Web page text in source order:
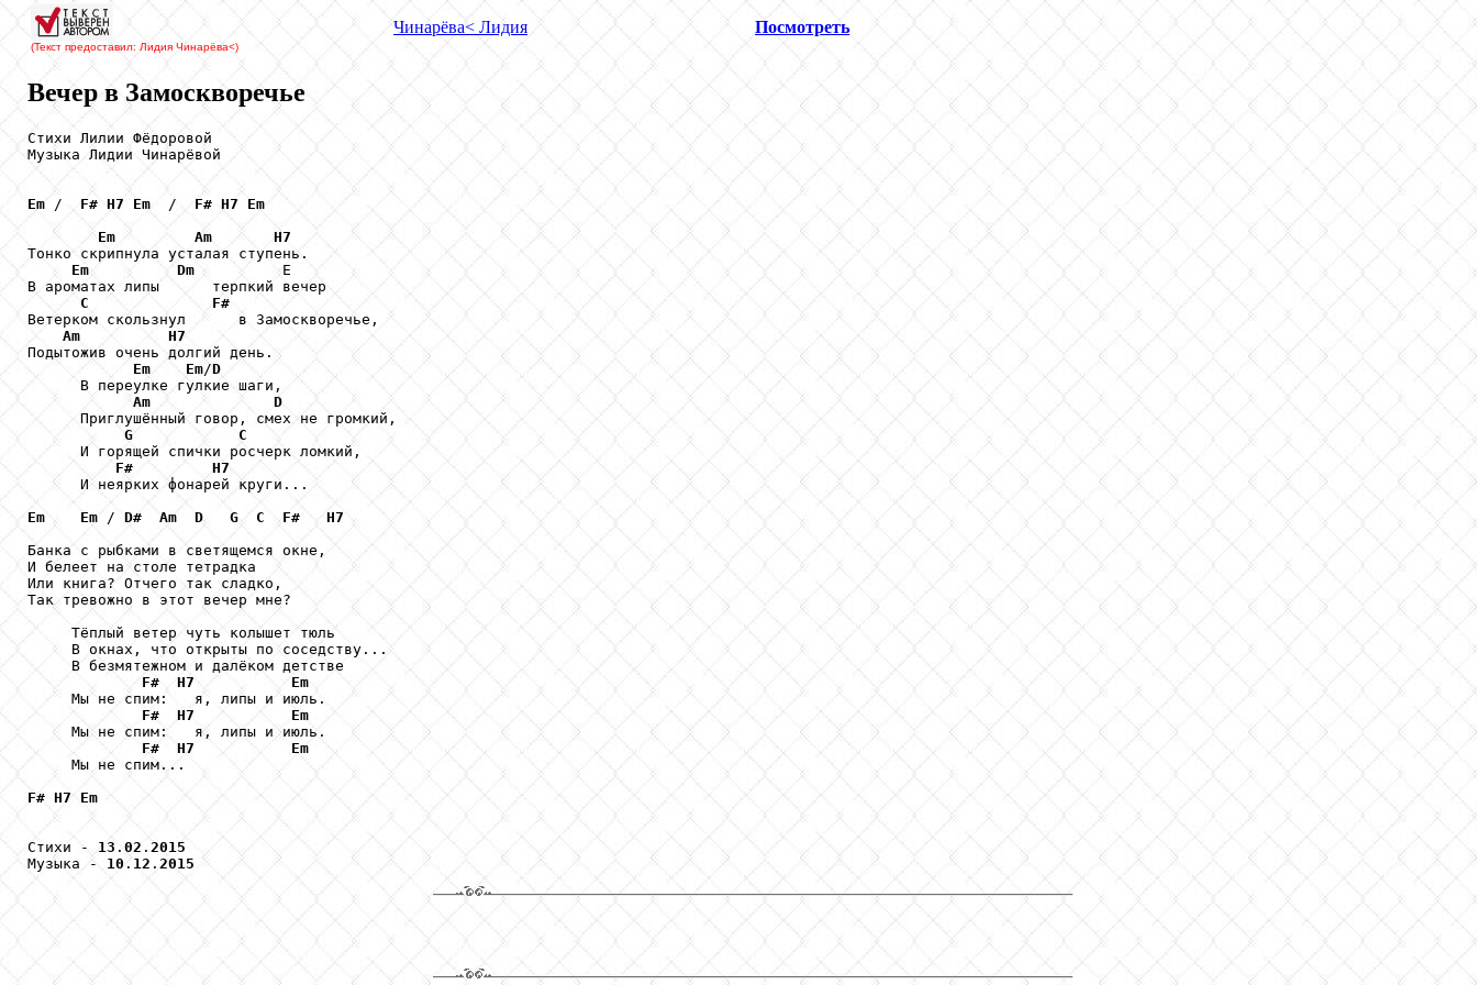
(Текст предоставил: Лидия Чинарёва<)
Чинарёва< Лидия Посмотреть
Вечер в Замоскворечье
Стихи Лилии Фёдоровой
Музыка Лидии Чинарёвой
Em / F# H7 Em
  /
F# H7
Em
Em
Am
H7
Тонко скрипнула усталая ступень.
Em
Dm
          Е
В ароматах липы      терпкий вечер
C
F#
Ветерком скользнул      в Замоскворечье,
Am
H7
Подытожив очень долгий день.
Em
Em/D
      В переулке гулкие шаги,
Am
D
      Приглушённый говор, смех не громкий,
G
C
      И горящей спички росчерк ломкий,
F#
H7
      И неярких фонарей круги...
Em
Em / D# Am D G C F#
H7
Банка с рыбками в светящемся окне,
И белеет на столе тетрадка
Или книга? Отчего так сладко,
Так тревожно в этот вечер мне?
     Тёплый ветер чуть колышет тюль
     В окнах, что открыты по соседству...
     В безмятежном и далёком детстве
F#
H7
Em
     Мы не спим:   я, липы и июль.
F#
H7
Em
     Мы не спим:   я, липы и июль.
F#
H7
Em
     Мы не спим...
F# H7 Em
Стихи - 13 .02 . 2015
Музыка - 10 .12 . 2015